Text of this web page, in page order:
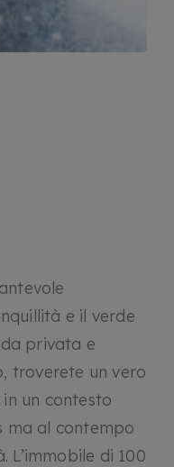
e il verde
privata e
troverete un vero
un contesto
ma al contempo
L’immobile di 100